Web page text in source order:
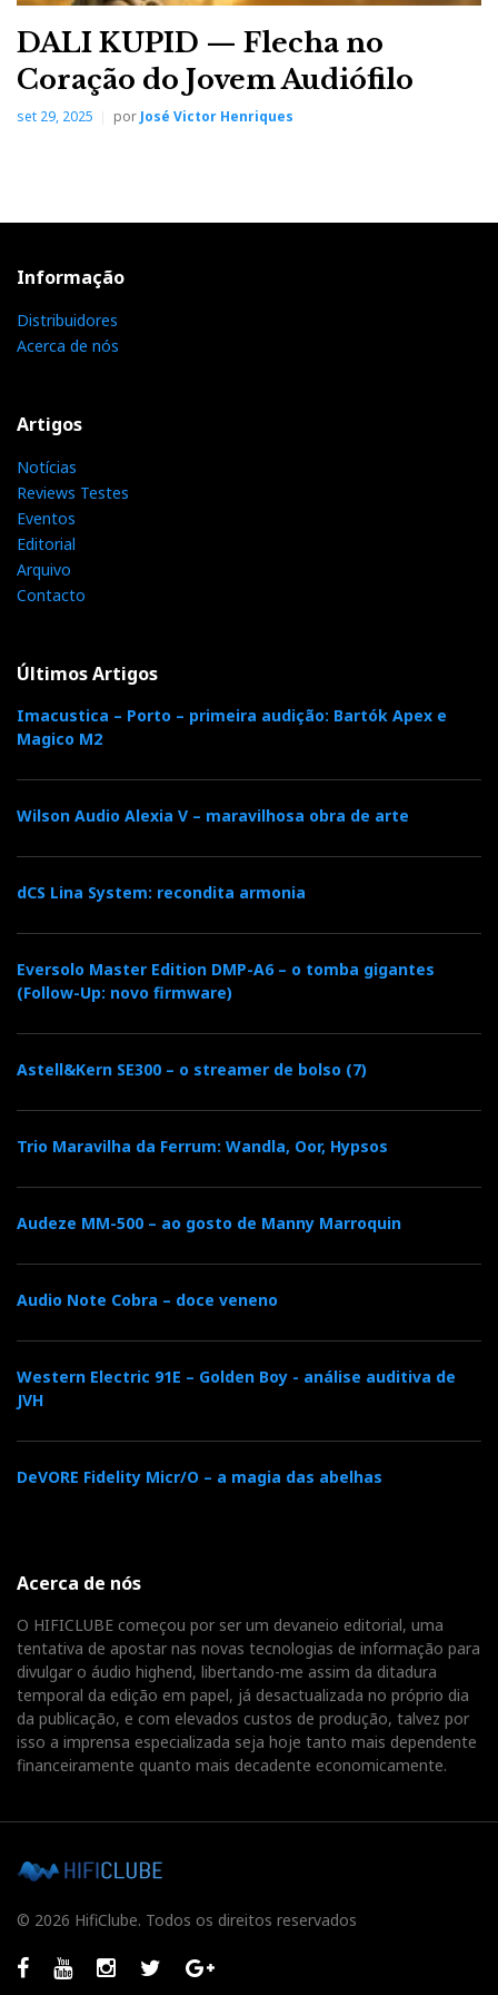
DALI KUPID — Flecha no
Coração do Jovem Audiófilo
set 29, 2025 por José Victor Henriques
Informação
Distribuidores
Acerca de nós
Artigos
Notícias
Reviews Testes
Eventos
Editorial
Arquivo
Contacto
Últimos Artigos
Imacustica – Porto – primeira audição: Bartók Apex e
Magico M2
Wilson Audio Alexia V – maravilhosa obra de arte
dCS Lina System: recondita armonia
Eversolo Master Edition DMP-A6 – o tomba gigantes
(Follow-Up: novo firmware)
Astell&Kern SE300 – o streamer de bolso (7)
Trio Maravilha da Ferrum: Wandla, Oor, Hypsos
Audeze MM-500 – ao gosto de Manny Marroquin
Audio Note Cobra – doce veneno
Western Electric 91E – Golden Boy - análise auditiva de
JVH
DeVORE Fidelity Micr/O – a magia das abelhas
Acerca de nós
O HIFICLUBE começou por ser um devaneio editorial, uma
tentativa de apostar nas novas tecnologias de informação para
divulgar o áudio highend, libertando-me assim da ditadura
temporal da edição em papel, já desactualizada no próprio dia
da publicação, e com elevados custos de produção, talvez por
isso a imprensa especializada seja hoje tanto mais dependente
financeiramente quanto mais decadente economicamente.
© 2026 HifiClube. Todos os direitos reservados
FacebookYoutubeInstagramTwitterGooglePlus